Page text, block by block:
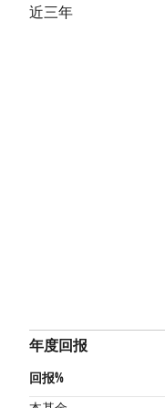
近三年
年度回报
回报%